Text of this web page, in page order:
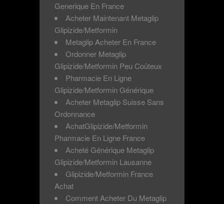
Generique En France
Acheter Maintenant Metaglip
Glipizide/Metformin
Metaglip Acheter En France
Ordonner Metaglip
Glipizide/Metformin Peu Coûteux
Pharmacie En Ligne
Glipizide/Metformin Générique
Acheter Metaglip Suisse Sans
Ordonnance
AchatGlipizide/Metformin
Pharmacie En Ligne France
Acheté Générique Metaglip
Glipizide/Metformin Lausanne
Glipizide/Metformin France
Achat
Comment Acheter Du Metaglip